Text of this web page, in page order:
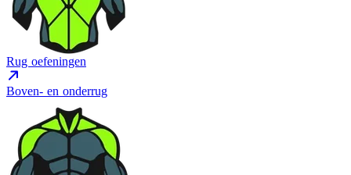
Rug oefeningen
Boven- en onderrug